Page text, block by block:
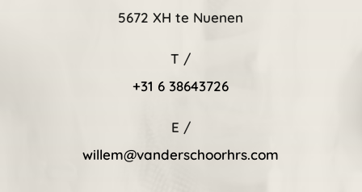
5672 XH te Nuenen
T /
+31 6 38643726
E /
willem@vanderschoorhrs.com